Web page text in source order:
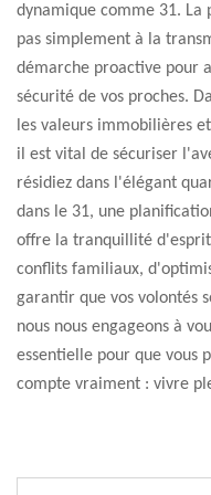
dynamique comme 31. La
pas simplement à la
démarche proactive pour
sécurité de vos proches.
les valeurs immobilières
il est vital de sécuriser
résidiez dans l'élégant
dans le 31, une
offre la tranquillité
conflits familiaux,
garantir que vos volontés
nous nous engageons à
essentielle pour que vous
compte vraiment : vivre